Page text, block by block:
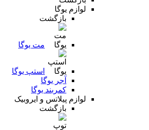
لوازم یوگا
بازگشت
مت یوگا
استپ یوگا
آجر یوگا
کمربند یوگا
لوازم پیلاتس و ایروبیک
بازگشت